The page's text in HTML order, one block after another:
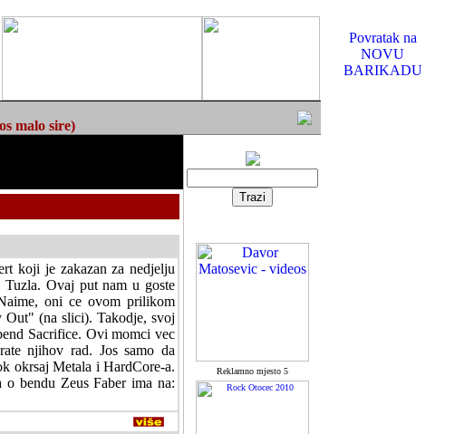
Povratak na
NOVU
BARIKADU
malo sire)
koji je zakazan za nedjelju
Ovaj put nam u goste
oni ce ovom prilikom
Out" (na slici). Takodje, svoj
Sacrifice. Ovi momci vec
njihov rad. Jos samo da
okrsaj Metala i HardCore-a.
bendu Zeus Faber ima na:
Reklamno mjesto 5